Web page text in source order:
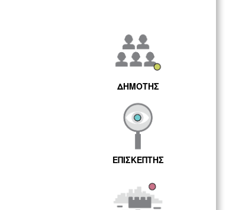
ΔΗΜΟΤΗΣ
ΕΠΙΣΚΕΠΤΗΣ